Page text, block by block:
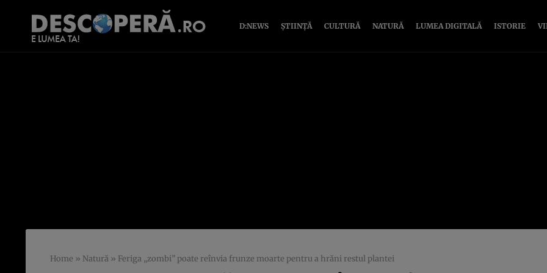
D:NEWS ȘTIINȚĂ CULTURĂ NATURĂ LUMEA DIGITALĂ ISTORIE
Home » Natură » Feriga „zombi” poate reînvia frunze moarte pentru a hrăni restul plantei